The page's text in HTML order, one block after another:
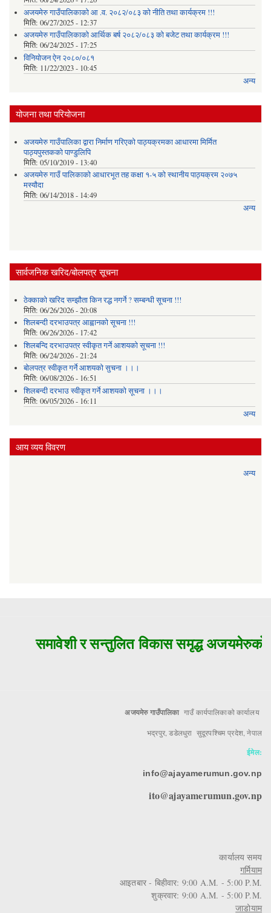
अजयमेरु गाउँपालिकाको आ .व. २०८२/०८३ को नीति तथा कार्यक्रम !!!
मिति: 06/27/2025 - 12:37
अजयमेरु गाउँपालिकाको आर्थिक बर्ष २०८२/०८३ को बजेट तथा कार्यक्रम !!!
मिति: 06/24/2025 - 17:25
विनियोजन ऐन २०८०/०८१
मिति: 11/22/2023 - 10:45
अन्य
योजना तथा परियोजना
अजयमेरु गाउँपालिका द्वारा निर्माण गरिएको पाठ्यक्रमका आधारमा मिर्मित
पाठ्यपुस्तकको पाण्डुलिपि
मिति: 05/10/2019 - 13:40
अजयमेरु गाउँ पालिकाको आधारभूत तह कक्षा १-५ को स्थानीय पाठ्यक्रम २०७५
मस्यौदा
मिति: 06/14/2018 - 14:49
अन्य
सार्वजनिक खरिद/बोलपत्र सूचना
ठेक्काको खरिद सम्झौता किन रद्ध नगर्ने ? सम्बन्धी सूचना !!!
मिति: 06/26/2026 - 20:08
शिलबन्दी दरभाउपत्र आह्वानको सूचना !!!
मिति: 06/26/2026 - 17:42
शिलबन्दि दरभाउपत्र स्वीकृत गर्ने आशयकाे सूचना !!!
मिति: 06/24/2026 - 21:24
बोलपत्र स्वीकृत गर्ने आशयको सुचना ।।।
मिति: 06/08/2026 - 16:51
शिलबन्दी दरभाउ स्वीकृत गर्ने आशयको सूचना ।।।
मिति: 06/05/2026 - 16:11
अन्य
आय व्यय विवरण
अन्य
समावेशी र सन्तुलित विकास समृद्ध अजयमेरुको
अजयमेरु गाउँपालिका गाउँ कार्यपालिकाको कार्यालय
भद्रपुर, डडेलधुरा सुदूरपश्चिम प्रदेश, नेपाल
ईमेल:
info@ajayamerumun.gov.np
ito@ajayamerumun.gov.np
कार्यालय समय
गर्मियाम
आइतबार - बिहीवार: 9:00 A.M. - 5:00 P.M.
शुक्रवार: 9:00 A.M. - 5:00 P.M.
जाडोयाम